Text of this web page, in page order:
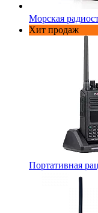
Морская
Хит продаж
Портативная